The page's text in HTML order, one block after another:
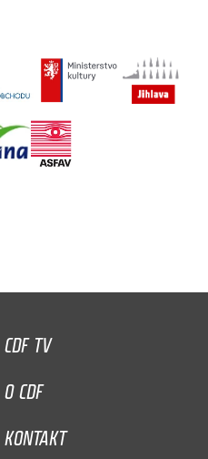
CDF TV
O CDF
KONTAKT